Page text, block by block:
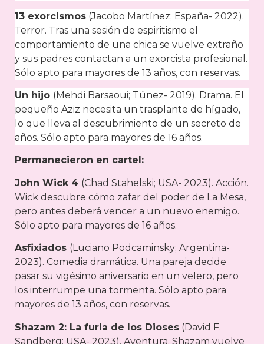
13 exorcismos (Jacobo Martínez; España- 2022).
Terror. Tras una sesión de espiritismo el
comportamiento de una chica se vuelve extraño
y sus padres contactan a un exorcista profesional.
Sólo apto para mayores de 13 años, con reservas.
Un hijo (Mehdi Barsaoui; Túnez- 2019). Drama. El
pequeño Aziz necesita un trasplante de hígado,
lo que lleva al descubrimiento de un secreto de
años. Sólo apto para mayores de 16 años.
Permanecieron en cartel:
John Wick 4 (Chad Stahelski; USA- 2023). Acción.
Wick descubre cómo zafar del poder de La Mesa,
pero antes deberá vencer a un nuevo enemigo.
Sólo apto para mayores de 16 años.
Asfixiados (Luciano Podcaminsky; Argentina-
2023). Comedia dramática. Una pareja decide
pasar su vigésimo aniversario en un velero, pero
los interrumpe una tormenta. Sólo apto para
mayores de 13 años, con reservas.
Shazam 2: La furia de los Dioses (David F.
Sandberg; USA- 2023). Aventura. Shazam vuelve